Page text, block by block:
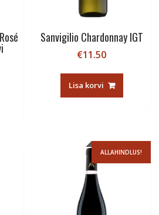
Sanvigilio Chardonnay IGT
€11.50
Lisa korvi
ALLAHINDLUS!